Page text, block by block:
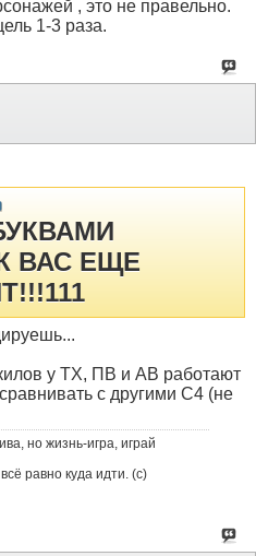
, это не правельно.
1-3 раза.
ВАС ЕЩЕ
у ТХ, ПВ и АВ работают
с другими С4 (не
но жизнь-игра, играй
равно куда идти. (с)